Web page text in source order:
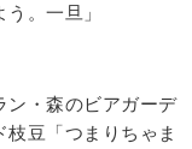
。一旦」
ン・森のビアガーデ
豆「つまりちゃま